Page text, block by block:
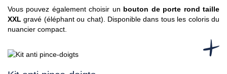
Vous pouvez également choisir un bouton de porte rond taille
XXL gravé (éléphant ou chat). Disponible dans tous les coloris du
nuancier compact.